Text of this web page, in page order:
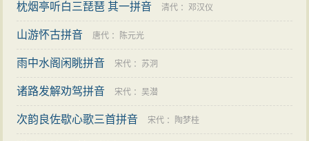
枕烟亭听白三琵琶 其一拼音 清代 ：邓汉仪
山游怀古拼音 唐代 ： 陈元光
雨中水阁闲眺拼音 宋代 ： 苏泂
诸路发解劝驾拼音 宋代 ：吴潜
次韵良佐歇心歌三首拼音 宋代 ： 陶梦桂